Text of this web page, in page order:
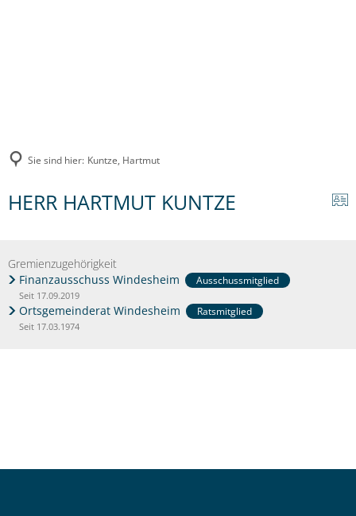
Sie sind hier: Kuntze, Hartmut
HERR HARTMUT KUNTZE
Gremienzugehörigkeit
Finanzausschuss Windesheim
Ausschussmitglied
Seit 17.09.2019
Ortsgemeinderat Windesheim Ratsmitglied
Seit 17.03.1974